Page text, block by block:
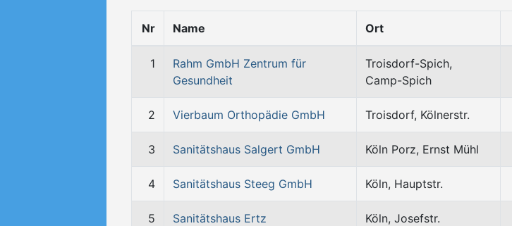
Nr Name Ort
1
Rahm GmbH Zentrum für
Gesundheit
Troisdorf-Spich,
Camp-Spich
2 Vierbaum Orthopädie GmbH Troisdorf, Kölnerstr.
3 Sanitätshaus Salgert GmbH Köln Porz, Ernst Mühl
4 Sanitätshaus Steeg GmbH Köln, Hauptstr.
5 Sanitätshaus Ertz Köln, Josefstr.